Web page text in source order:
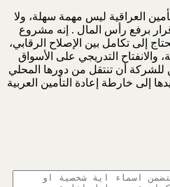
العراقية ليس مهمة سهلة، ولا
برفع رأس المال . إنه مشروع
إلى تكامل بين الإصلاح الرقابي،
والانفتاح التدريجي على الأسواق
للشركة أن تنتقل من دورها المحلي
إلى خارطة إعادة التأمين العربية